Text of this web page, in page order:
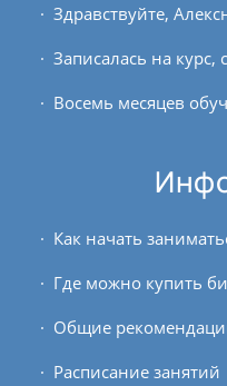
Как начать
Где можно купить
Общие
Расписание занятий